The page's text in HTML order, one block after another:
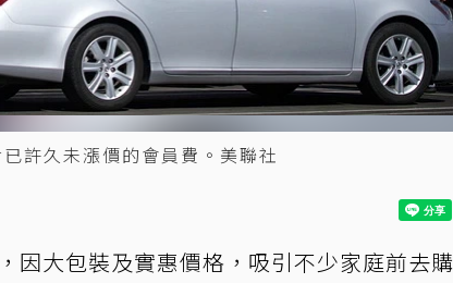
許久未漲價的會員費。美聯社
因大包裝及實惠價格，吸引不少家庭前去購